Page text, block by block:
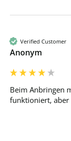
Verified Customer
Anonym
Beim Anbringen
funktioniert, aber